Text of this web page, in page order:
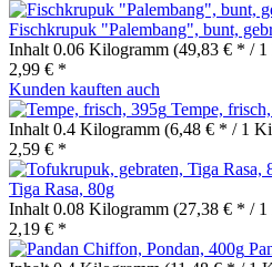
Fischkrupuk "Palembang", bunt,
Inhalt 0.06 Kilogramm (49,83 € * /
2,99 € *
Kunden kauften auch
Tempe,
Inhalt 0.4 Kilogramm (6,48 € * / 1
2,59 € *
Tiga Rasa, 80g
Inhalt 0.08 Kilogramm (27,38 € * /
2,19 € *